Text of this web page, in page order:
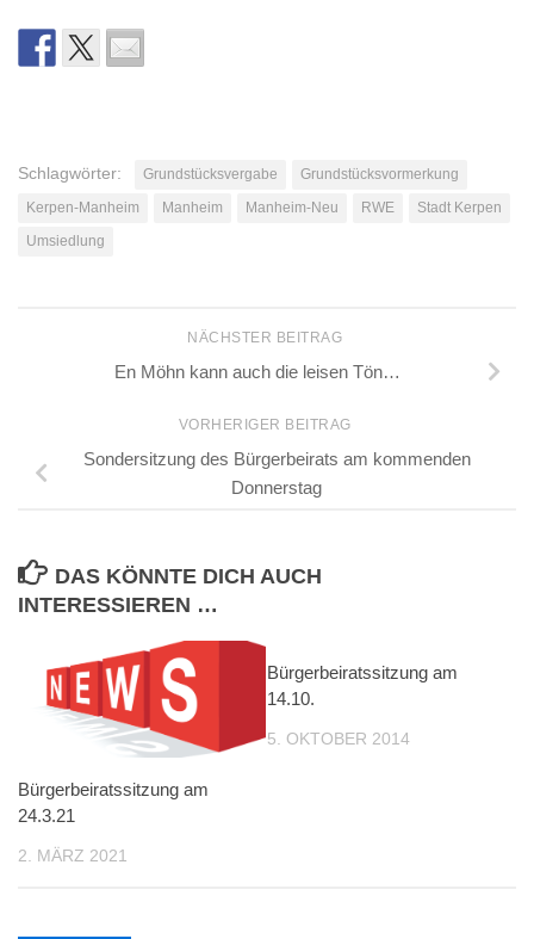
Schlagwörter: Grundstücksvergabe
Grundstücksvormerkung
Kerpen-Manheim
Manheim Manheim-Neu RWE
Stadt Kerpen
Umsiedlung
NÄCHSTER BEITRAG
En Möhn kann auch die leisen Tön…
VORHERIGER BEITRAG
Sondersitzung des Bürgerbeirats am kommenden
Donnerstag
DAS KÖNNTE DICH AUCH
INTERESSIEREN …
Bürgerbeiratssitzung am
24.3.21
2. MÄRZ 2021
Bürgerbeiratssitzung am
14.10.
5. OKTOBER 2014